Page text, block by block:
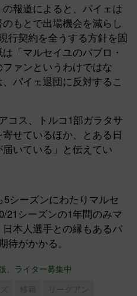
報道によると、パイェは
もとで出場機会を減らし
行契約を全うする方針を固
「マルセイユのパブロ・
ァンというわけではな
パイェ退団に反対するこ
コス、トルコ1部ガラタサ
せているほか、とある日
いている」と伝えてい
シーズンにわたりマルセ
21シーズンの1年間のみマ
本人選手との縁もあるパ
待がかかる。
、ライター募集中
移籍
リーグアン